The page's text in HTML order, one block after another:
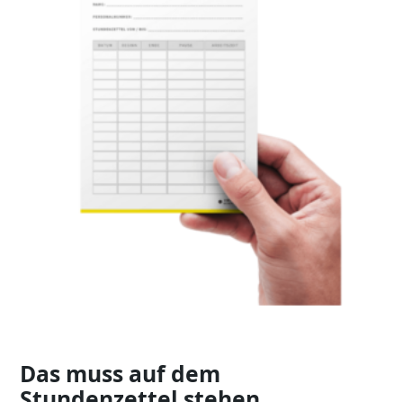
Das muss auf dem